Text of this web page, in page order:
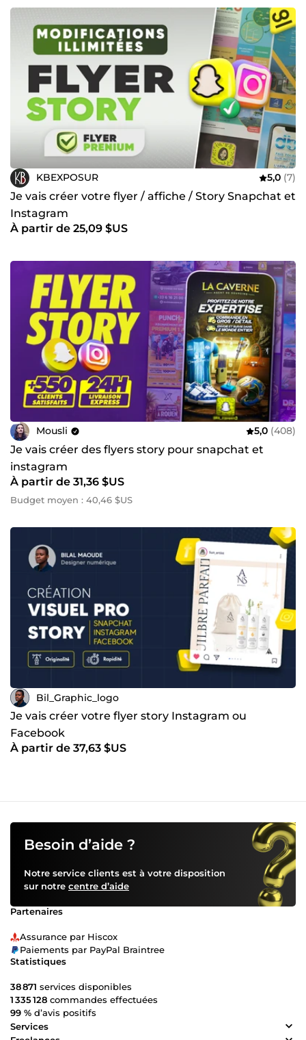
KBEXPOSUR 5,0 (7)
Je vais créer votre flyer / affiche / Story Snapchat et
Instagram
À partir de 25,09 $US
Mousli 5,0 (408)
Je vais créer des flyers story pour snapchat et
instagram
À partir de 31,36 $US
Budget moyen : 40,46 $US
Bil_Graphic_logo
Je vais créer votre flyer story Instagram ou
Facebook
À partir de 37,63 $US
Besoin d’aide ?
Notre service clients est à votre disposition
sur notre centre d’aide
Partenaires
Assurance par Hiscox
Paiements par PayPal Braintree
Statistiques
38 871 services disponibles
1 335 128 commandes effectuées
99 % d’avis positifs
Services